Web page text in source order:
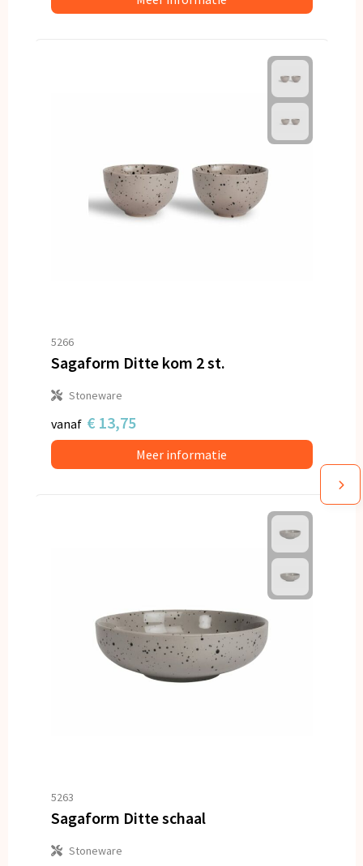
5266
Sagaform Ditte kom 2 st.
Stoneware
vanaf € 13,75
Meer informatie
5263
Sagaform Ditte schaal
Stoneware